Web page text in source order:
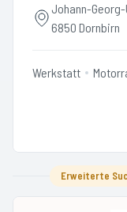
Johann-
6850 Dornbirn
Werkstatt
Erweiterte